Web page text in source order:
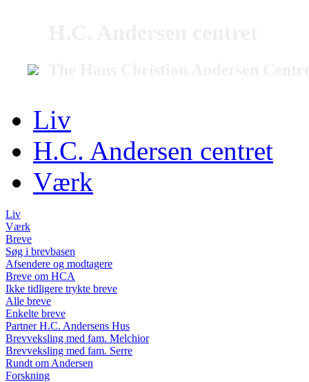
Liv
H.C. Andersen centret
Værk
Liv
Værk
Breve
Søg i brevbasen
Afsendere og modtagere
Breve om HCA
Ikke tidligere trykte breve
Alle breve
Enkelte breve
Partner H.C. Andersens Hus
Brevveksling med fam. Melchior
Brevveksling med fam. Serre
Rundt om Andersen
Forskning